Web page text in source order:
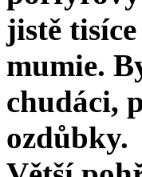
jistě
mumie.
chudáci,
ozdůbky.